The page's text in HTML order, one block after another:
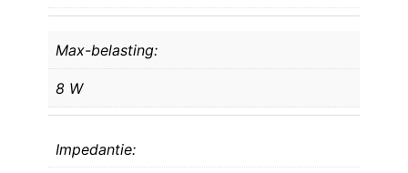
Max-belasting:
8 W
Impedantie: